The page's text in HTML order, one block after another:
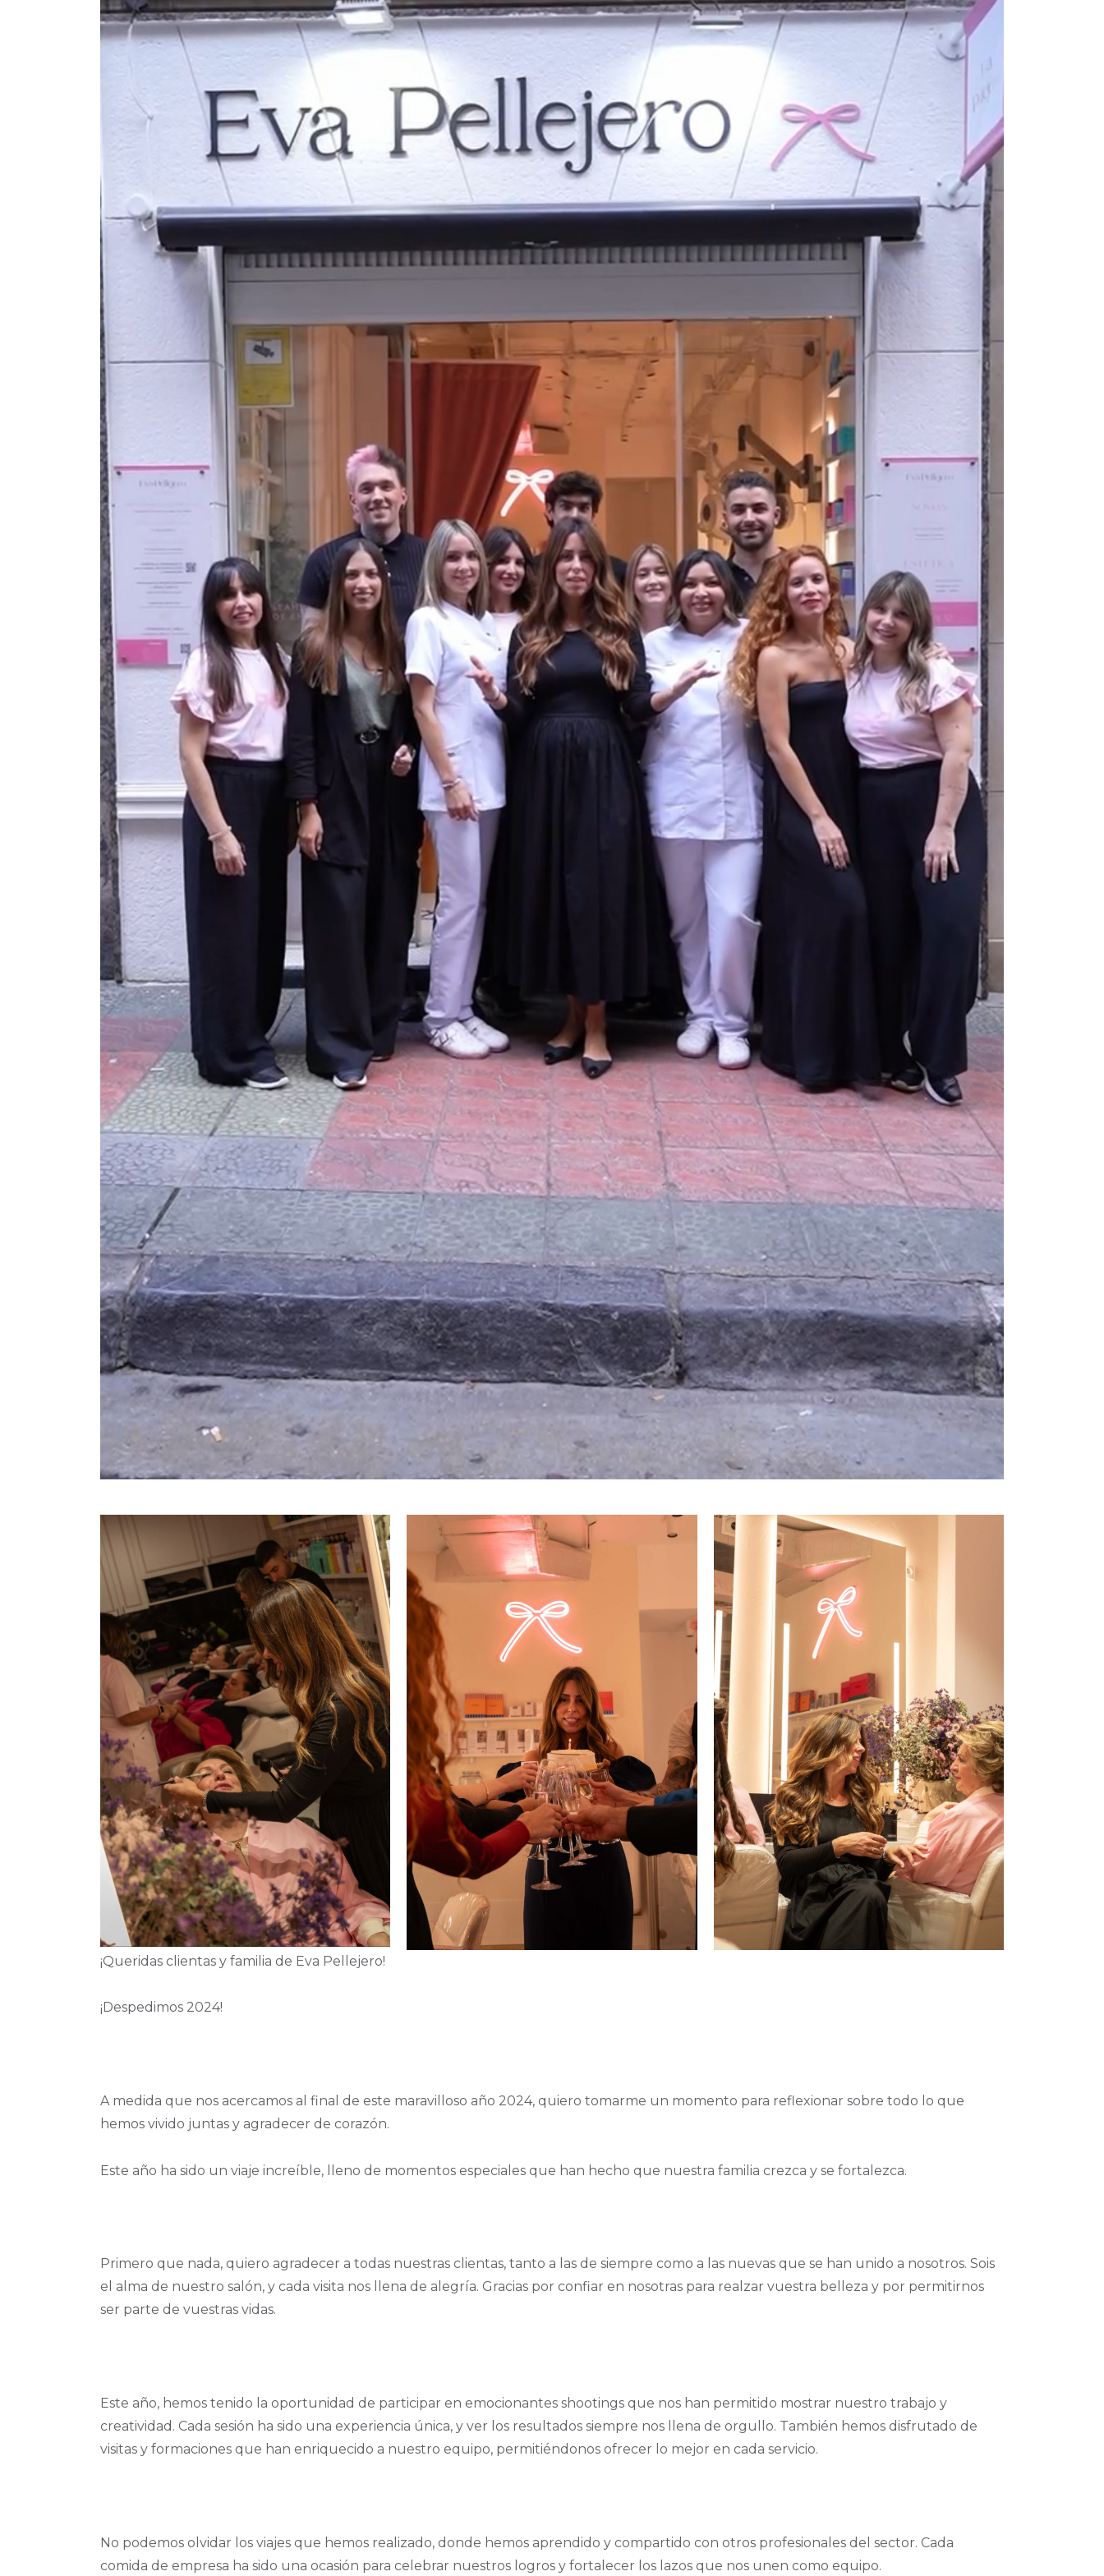
¡Queridas clientas y familia de Eva Pellejero!
¡Despedimos 2024!
A medida que nos acercamos al final de este maravilloso año 2024, quiero tomarme un momento para reflexionar sobre todo lo que
hemos vivido juntas y agradecer de corazón.
Este año ha sido un viaje increíble, lleno de momentos especiales que han hecho que nuestra familia crezca y se fortalezca.
Primero que nada, quiero agradecer a todas nuestras clientas, tanto a las de siempre como a las nuevas que se han unido a nosotros. Sois
el alma de nuestro salón, y cada visita nos llena de alegría. Gracias por confiar en nosotras para realzar vuestra belleza y por permitirnos
ser parte de vuestras vidas.
Este año, hemos tenido la oportunidad de participar en emocionantes shootings que nos han permitido mostrar nuestro trabajo y
creatividad. Cada sesión ha sido una experiencia única, y ver los resultados siempre nos llena de orgullo. También hemos disfrutado de
visitas y formaciones que han enriquecido a nuestro equipo, permitiéndonos ofrecer lo mejor en cada servicio.
No podemos olvidar los viajes que hemos realizado, donde hemos aprendido y compartido con otros profesionales del sector. Cada
comida de empresa ha sido una ocasión para celebrar nuestros logros y fortalecer los lazos que nos unen como equipo.